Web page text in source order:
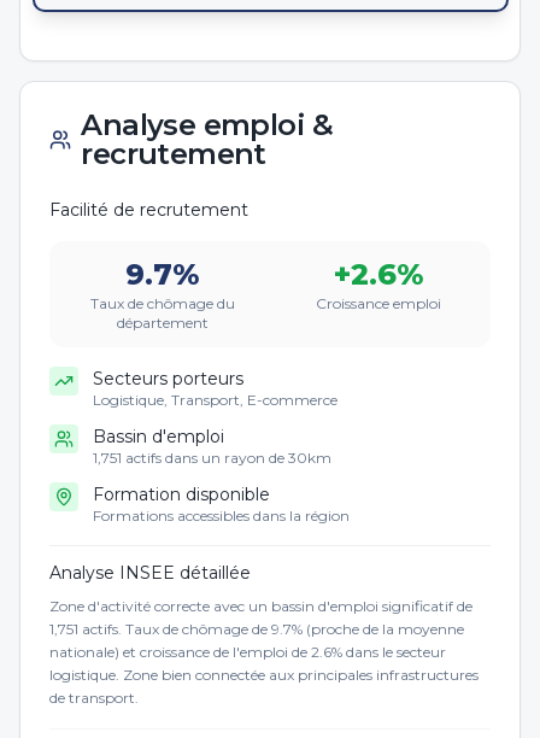
Analyse emploi &
recrutement
Facilité de recrutement
9.7%
Taux de chômage du
département
+2.6%
Croissance emploi
Secteurs porteurs
Logistique, Transport, E-commerce
Bassin d'emploi
1,751 actifs dans un rayon de 30km
Formation disponible
Formations accessibles dans la région
Analyse INSEE détaillée
Zone d'activité correcte avec un bassin d'emploi significatif de
1,751 actifs. Taux de chômage de 9.7% (proche de la moyenne
nationale) et croissance de l'emploi de 2.6% dans le secteur
logistique. Zone bien connectée aux principales infrastructures
de transport.